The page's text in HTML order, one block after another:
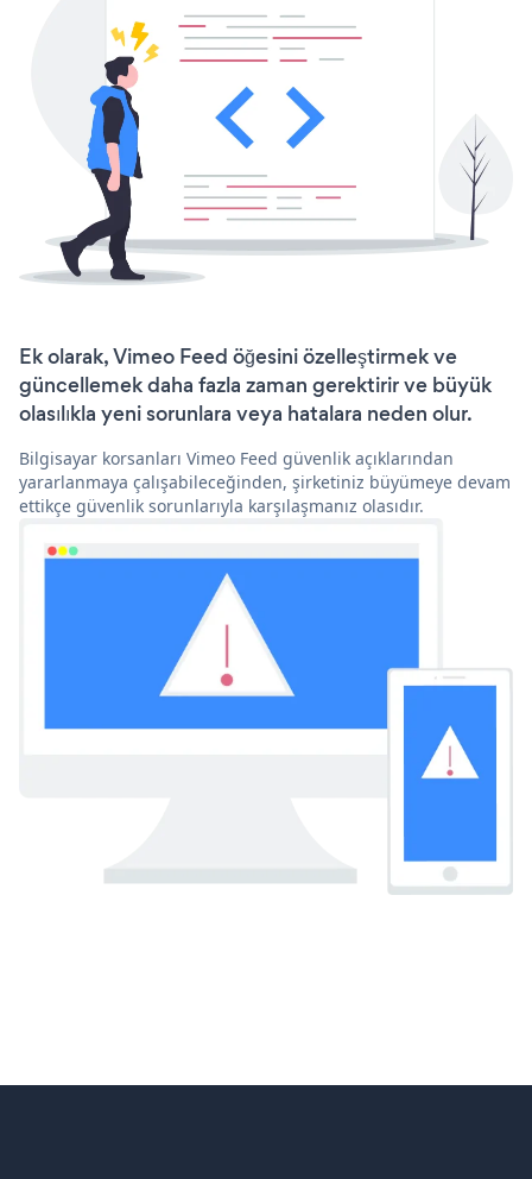
Ek olarak, Vimeo Feed öğesini özelleştirmek ve
güncellemek daha fazla zaman gerektirir ve büyük
olasılıkla yeni sorunlara veya hatalara neden olur.
Bilgisayar korsanları Vimeo Feed güvenlik açıklarından
yararlanmaya çalışabileceğinden, şirketiniz büyümeye devam
ettikçe güvenlik sorunlarıyla karşılaşmanız olasıdır.